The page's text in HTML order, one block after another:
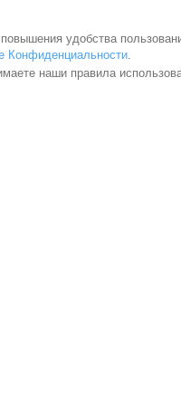
удобства
Конфиденциальности.
наши правила